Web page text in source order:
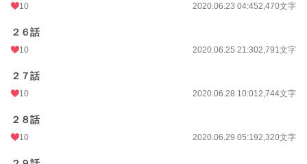
10 2020.06.23 04:452,470文字
２６話
10 2020.06.25 21:302,791文字
２７話
10 2020.06.28 10:012,744文字
２８話
10 2020.06.29 05:192,320文字